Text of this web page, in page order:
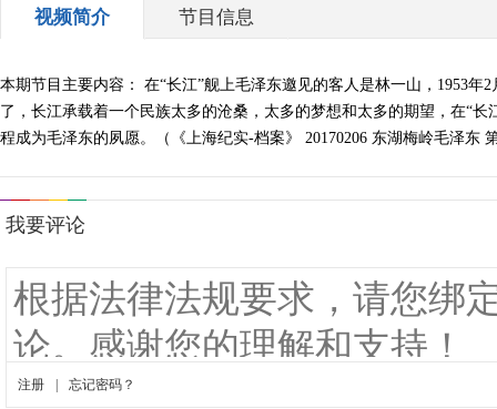
视频简介 节目信息
本期节目主要内容： 在“长江”舰上毛泽东邀见的客人是林一山，1953
了，长江承载着一个民族太多的沧桑，太多的梦想和太多的期望，在“
程成为毛泽东的夙愿。（《上海纪实-档案》 20170206 东湖梅岭毛泽东